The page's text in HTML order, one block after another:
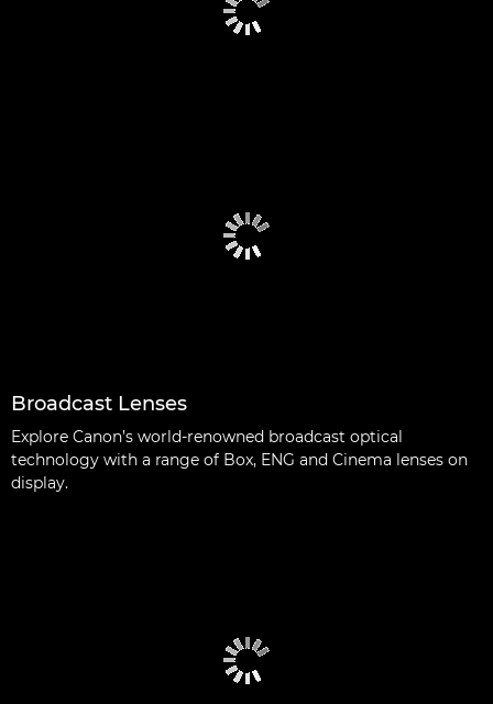
Broadcast Lenses
Explore Canon’s world-renowned broadcast optical
technology with a range of Box, ENG and Cinema lenses on
display.